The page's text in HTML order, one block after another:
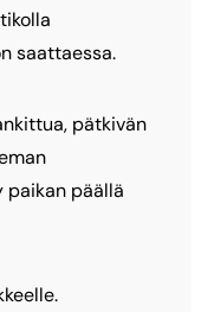
saattaessa.
pätkivän
paikan päällä